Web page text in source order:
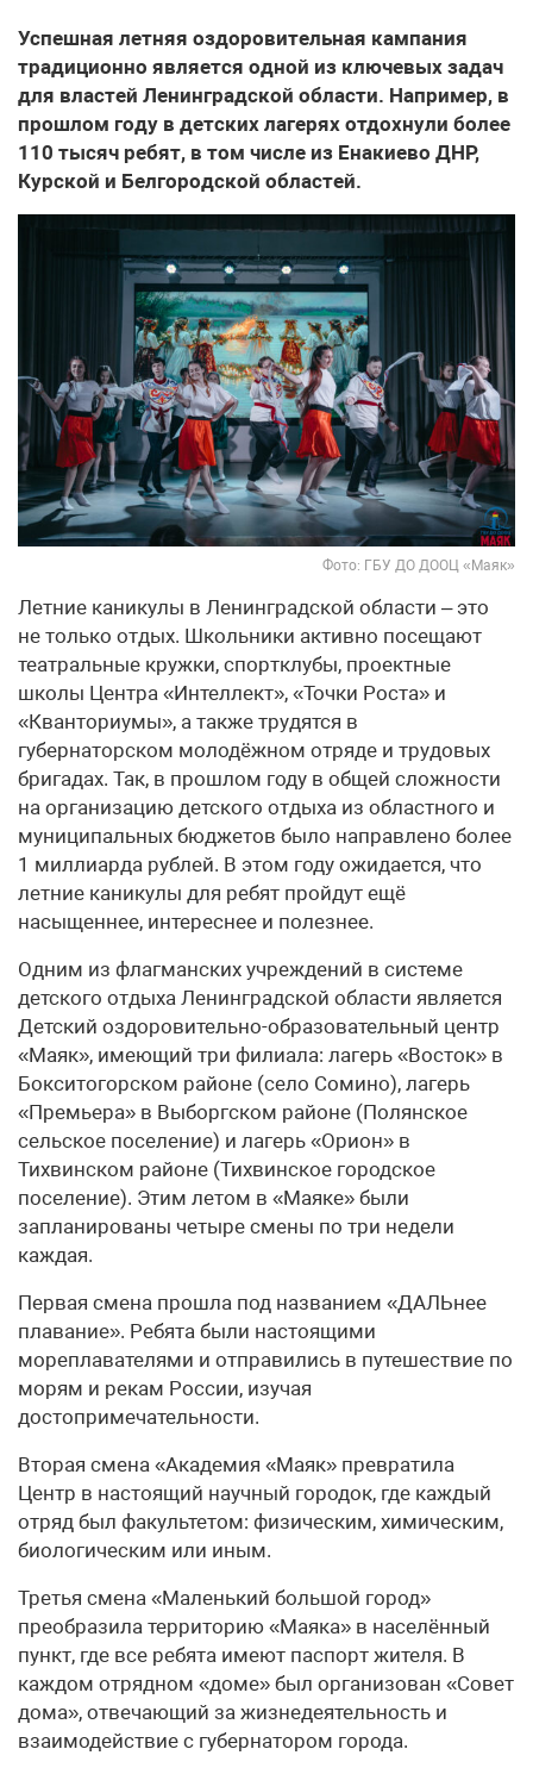
Успешная летняя оздоровительная кампания
традиционно является одной из ключевых задач
для властей Ленинградской области. Например, в
прошлом году в детских лагерях отдохнули более
110 тысяч ребят, в том числе из Енакиево ДНР,
Курской и Белгородской областей.
Фото: ГБУ ДО ДООЦ «Маяк»
Летние каникулы в Ленинградской области – это
не только отдых. Школьники активно посещают
театральные кружки, спортклубы, проектные
школы Центра «Интеллект», «Точки Роста» и
«Кванториумы», а также трудятся в
губернаторском молодёжном отряде и трудовых
бригадах. Так, в прошлом году в общей сложности
на организацию детского отдыха из областного и
муниципальных бюджетов было направлено более
1 миллиарда рублей. В этом году ожидается, что
летние каникулы для ребят пройдут ещё
насыщеннее, интереснее и полезнее.
Одним из флагманских учреждений в системе
детского отдыха Ленинградской области является
Детский оздоровительно-образовательный центр
«Маяк», имеющий три филиала: лагерь «Восток» в
Бокситогорском районе (село Сомино), лагерь
«Премьера» в Выборгском районе (Полянское
сельское поселение) и лагерь «Орион» в
Тихвинском районе (Тихвинское городское
поселение). Этим летом в «Маяке» были
запланированы четыре смены по три недели
каждая.
Первая смена прошла под названием «ДАЛЬнее
плавание». Ребята были настоящими
мореплавателями и отправились в путешествие по
морям и рекам России, изучая
достопримечательности.
Вторая смена «Академия «Маяк» превратила
Центр в настоящий научный городок, где каждый
отряд был факультетом: физическим, химическим,
биологическим или иным.
Третья смена «Маленький большой город»
преобразила территорию «Маяка» в населённый
пункт, где все ребята имеют паспорт жителя. В
каждом отрядном «доме» был организован «Совет
дома», отвечающий за жизнедеятельность и
взаимодействие с губернатором города.